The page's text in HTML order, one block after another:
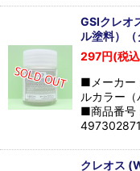
GSIクレオ
ル塗料）（
297円(税
■メーカー
ルカラー（
■商品番号
クレオス